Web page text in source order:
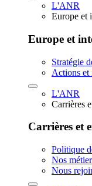
L'ANR
Europe et
Europe et
Stratégie
Actions et
L'ANR
Carrières
Carrières et
Politique
Nos
Nous